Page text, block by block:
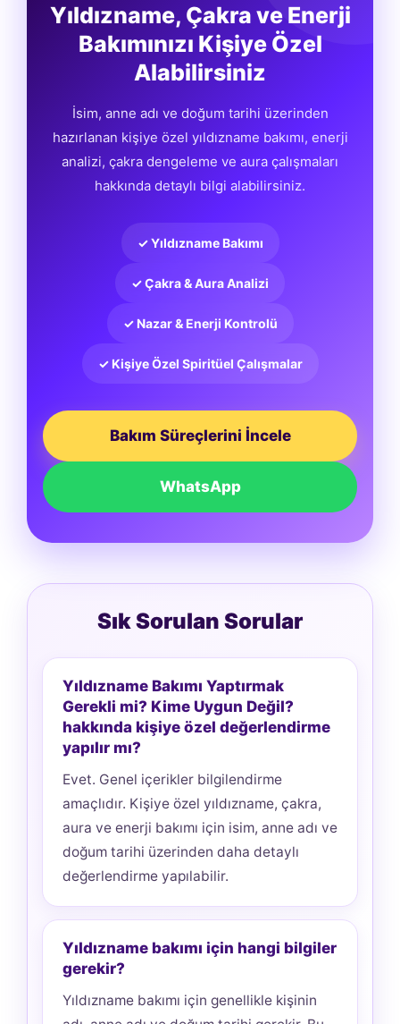
Yıldızname, Çakra ve Enerji
Bakımınızı Kişiye Özel
Alabilirsiniz
İsim, anne adı ve doğum tarihi üzerinden
hazırlanan kişiye özel yıldızname bakımı, enerji
analizi, çakra dengeleme ve aura çalışmaları
hakkında detaylı bilgi alabilirsiniz.
✓ Yıldızname Bakımı
✓ Çakra & Aura Analizi
✓ Nazar & Enerji Kontrolü
✓ Kişiye Özel Spiritüel Çalışmalar
Bakım Süreçlerini İncele
WhatsApp
Sık Sorulan Sorular
Yıldızname Bakımı Yaptırmak
Gerekli mi? Kime Uygun Değil?
hakkında kişiye özel değerlendirme
yapılır mı?
Evet. Genel içerikler bilgilendirme
amaçlıdır. Kişiye özel yıldızname, çakra,
aura ve enerji bakımı için isim, anne adı ve
doğum tarihi üzerinden daha detaylı
değerlendirme yapılabilir.
Yıldızname bakımı için hangi bilgiler
gerekir?
Yıldızname bakımı için genellikle kişinin